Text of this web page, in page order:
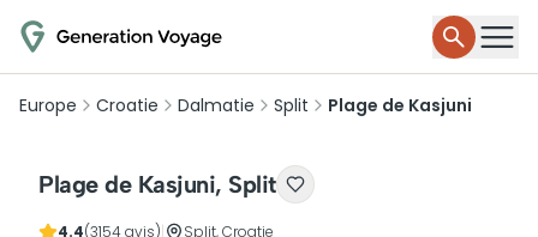
Europe Croatie Dalmatie Split Plage de Kasjuni
Plage de Kasjuni, Split
4.4(3154 avis) Split, Croatie